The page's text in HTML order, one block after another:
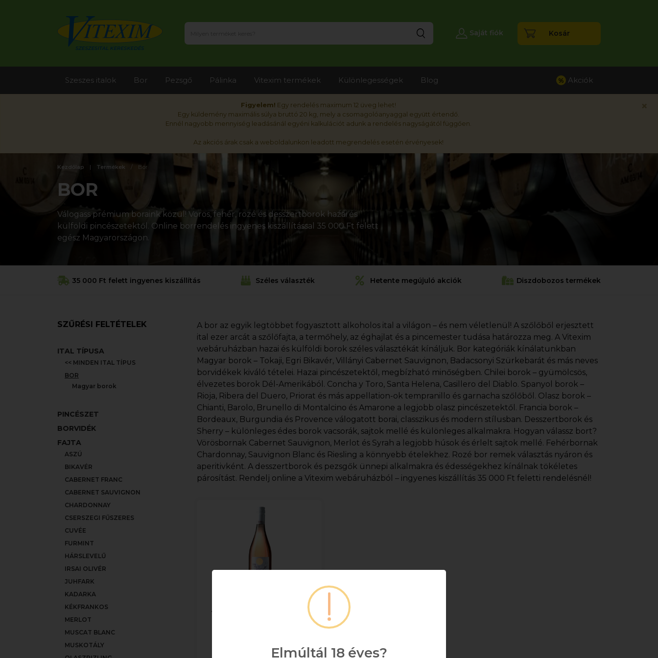
Figyelem! Egy rendelés maximum 12 üveg lehet!
Egy küldemény maximális súlya bruttó 20 kg, mely a csomagolóanyaggal együtt értendő.
Ennél nagyobb mennyiség leadásánál egyéni kalkulációt adunk a rendelés nagyságától függően.
Az akciós árak csak a weboldalunkon leadott megrendelés esetén érvényesek!
Saját fiók Kosár
Szeszes italok Bor Pezsgő Pálinka Vitexim termékek Különlegességek Blog % Akciók
Kezdőlap Termékek Bor
BOR
Válogass prémium boraink közül! Vörös, fehér, rozé és desszertborok hazai és
külföldi pincészetektől. Online borrendelés ingyenes kiszállítással 35 000 Ft felett
egész Magyarországon.
35 000 Ft felett ingyenes kiszállítás Széles választék Hetente megújuló akciók Diszdobozos termékek
SZŰRÉSI FELTÉTELEK
ITAL TÍPUSA
<< MINDEN ITAL TÍPUS
BOR
Magyar borok
PINCÉSZET
BORVIDÉK
FAJTA
ASZÚ
BIKAVÉR
CABERNET FRANC
CABERNET SAUVIGNON
CHARDONNAY
CSERSZEGI FŰSZERES
CUVÉE
FURMINT
HÁRSLEVELŰ
IRSAI OLIVÉR
JUHFARK
KADARKA
KÉKFRANKOS
MERLOT
MUSCAT BLANC
MUSKOTÁLY
A bor az egyik legtöbbet fogyasztott alkoholos ital a világon – és nem véletlenül! A szőlőből erjesztett
ital ezer arcát a szőlőfajta, a termőhely, az éghajlat és a pincemester tudása határozza meg. A Vitexim
webáruházban hazai és külföldi borok széles választékát kínáljuk. Bor kategóriák kínálatunkban
Magyar borok – Tokaji, Egri Bikavér, Villányi Cabernet Sauvignon, Badacsonyi Szürkebarát és más neves
borvidékek kiváló tételei. Hazai pincészetektől, megbízható minőségben. Chilei borok – gyümölcsös,
élvezetes borok Dél-Amerikából. Concha y Toro, Santa Helena, Casillero del Diablo. Spanyol borok –
Rioja, Ribera del Duero, Priorat és más appellation-ok tempranillo és garnacha szőlőből. Olasz borok –
Chianti, Barolo, Brunello di Montalcino és Amarone a legjobb olasz pincészetektől. Francia borok –
Bordeaux, Burgundia és Provence válogatott borai, classzikus és modern stílusban. Desszertborok és
Sherry – különleges édes borok vacsorák, sajtok mellé és különleges alkalmakra. Hogyan válassz bort?
Vörösbornak Cabernet Sauvignon, Merlot és Syrah a legjobb húsok és érlelt sajtok mellé. Fehérbornak
Chardonnay, Sauvignon Blanc és Riesling a könnyebb ételekhez. Rozé bor remek választás nyáron és
aperitivként. A desszertborok és pezsgők ünnepi alkalmakra és édességekhez kínálnak tökéletes
párosítást. Rendelj online a Vitexim webáruházból – ingyenes kiszállítás 35 000 Ft feletti rendelésnél!
Tornai Somlói Friss Pink
Elmúltál 18 éves?